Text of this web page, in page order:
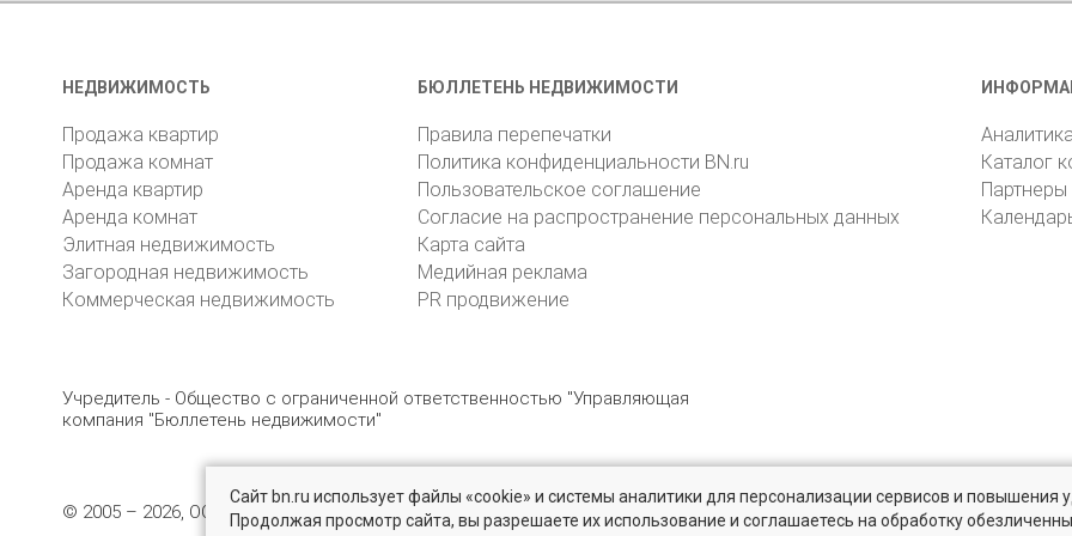
НЕДВИЖИМОСТЬ
Продажа квартир
Продажа комнат
Аренда квартир
Аренда комнат
Элитная недвижимость
Загородная недвижимость
Коммерческая недвижимость
БЮЛЛЕТЕНЬ НЕДВИЖИМОСТИ
Правила перепечатки
Политика конфиденциальности BN.ru
Пользовательское соглашение
Согласие на распространение персональных данных
Карта сайта
Медийная реклама
PR продвижение
Каталог
Партнеры
Учредитель - Общество с ограниченной ответственностью "Управляющая
компания "Бюллетень недвижимости"
© 2005 – 2026, ООО «УК «БН» 8 (812) 331-93-56 196105, Санкт-Петербург, пр. Юрия Гагарина, 1 reklama@bn.ru
Сайт bn.ru использует файлы «cookie» и системы аналитики для персонализации сервисов и повышения
Продолжая просмотр сайта, вы разрешаете их использование и соглашаетесь на обработку